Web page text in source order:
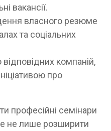
вакансії.
власного резюме
та соціальних
компаній,
про
професійні семінари
не лише розширити